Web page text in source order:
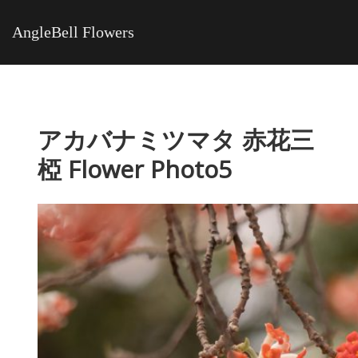
AngleBell Flowers
アカバナミツマタ 赤花三
椏 Flower Photo5